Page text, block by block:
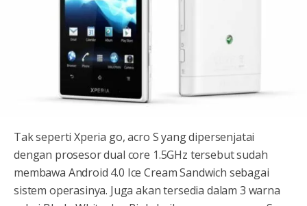
Tak seperti Xperia go, acro S yang dipersenjatai
dengan prosesor dual core 1.5GHz tersebut sudah
membawa Android 4.0 Ice Cream Sandwich sebagai
sistem operasinya. Juga akan tersedia dalam 3 warna